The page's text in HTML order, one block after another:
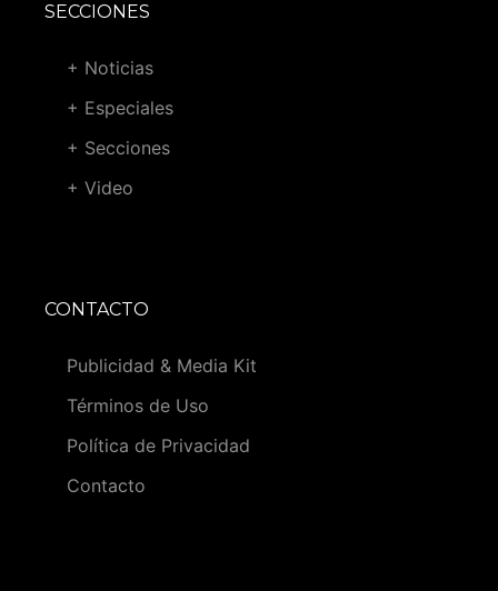
SECCIONES
+ Noticias
+ Especiales
+ Secciones
+ Video
CONTACTO
Publicidad & Media Kit
Términos de Uso
Política de Privacidad
Contacto